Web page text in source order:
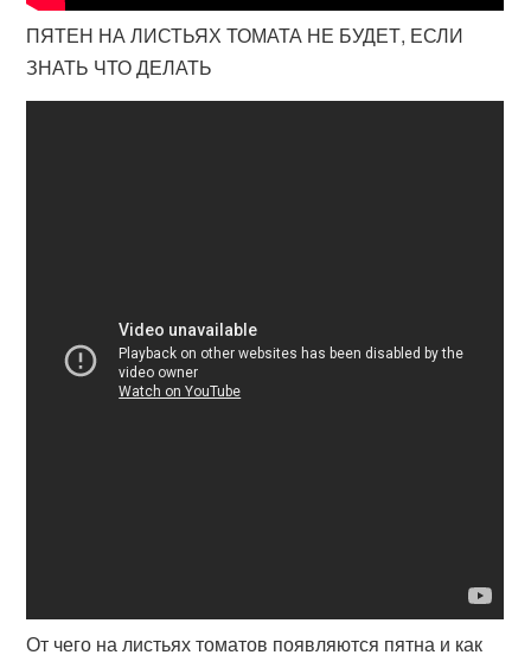
ПЯТЕН НА ЛИСТЬЯХ ТОМАТА НЕ БУДЕТ, ЕСЛИ
ЗНАТЬ ЧТО ДЕЛАТЬ
От чего на листьях томатов появляются пятна и как